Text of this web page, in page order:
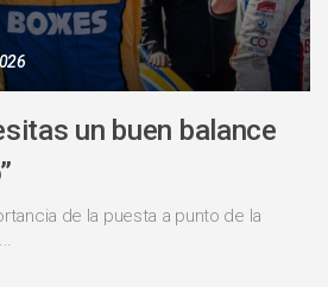
un buen balance
de la puesta a punto de la